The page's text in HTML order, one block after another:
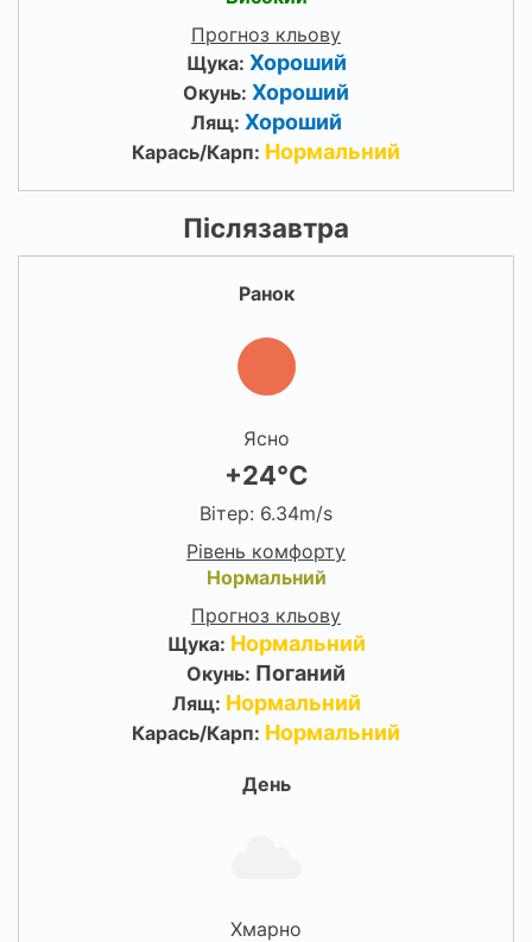
Прогноз кльову
Щука: Хороший
Окунь: Хороший
Лящ: Хороший
Карась/Карп: Нормальний
Післязавтра
Ранок
Ясно
+24°C
Вітер: 6.34m/s
Рівень комфорту
Нормальний
Прогноз кльову
Щука: Нормальний
Окунь: Поганий
Лящ: Нормальний
Карась/Карп: Нормальний
День
Хмарно